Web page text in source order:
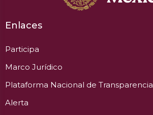
Enlaces
Participa
Marco Jurídico
Plataforma Nacional de Transparencia
Alerta